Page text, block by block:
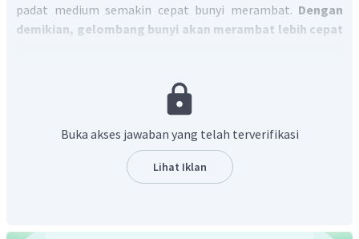
padat medium semakin cepat bunyi merambat. Dengan
demikian, gelombang bunyi akan merambat lebih cepat
Buka akses jawaban yang telah terverifikasi
Lihat Iklan